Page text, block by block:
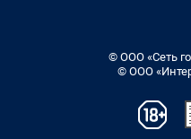
© ООО «Сеть
© ООО